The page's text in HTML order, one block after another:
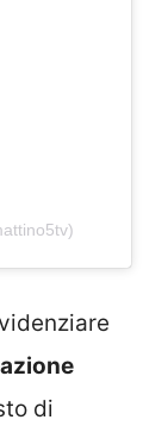
di